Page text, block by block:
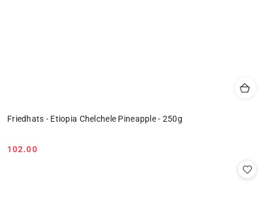
Friedhats - Etiopia Chelchele Pineapple - 250g
Cena:
102.00